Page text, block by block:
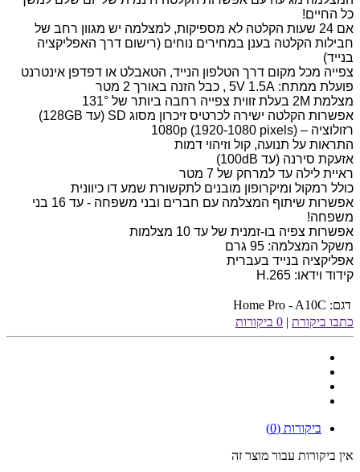
כל החיים!
אם 24 שעות הקלטה לא מספיקות, למצלמה יש מגוון רחב של
חבילות הקלטה בענן במחירים נוחים (רישום דרך האפליקציה
בנייד)
צפייה מכל מקום דרך הטלפון הנייד, הטאבלט או דפדפן אינטרנט
פועלת ממתח: 5V 1.5A , כבל הזנה באורך 2 מטר
מצלמת 2M בעלת זווית צפייה רחבה ביותר של 131°
אפשרות הקלטה ישירה לכרטיס זיכרון מסוג SD (עד 128GB)
רזולוציה – (1080p (1920-1080 pixels
התראות על תנועה, קול וזיהוי דמות
אזעקת סירנה (עד 100dB)
ראיית לילה עד למרחק של 7 מטר
כולל רמקול ומיקרופון מובנים לתקשורת שמע דו כיוונית
אפשרות שיתוף המצלמה עם חברים ובני משפחה - עד 16 בני
משפחה!
אפשרות צפיה בו-זמנית של עד 10 מצלמות
משקל המצלמה: 95 גרם
אפליקציה בנייד בעברית
קידוד וידאו: H.265
דגם: Home Pro - A10C
כתבו ביקורת | 0 ביקורות
ביקורות (0)
אין ביקורות עבור מוצר זה